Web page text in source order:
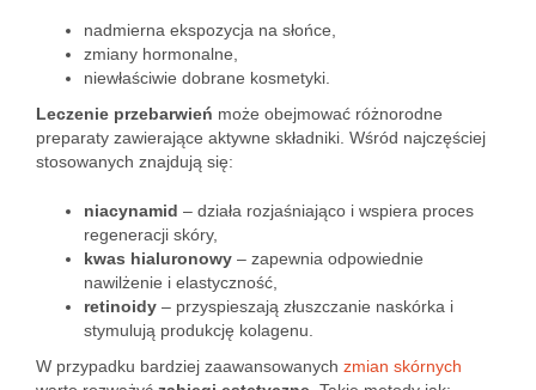
nadmierna ekspozycja na słońce,
zmiany hormonalne,
niewłaściwie dobrane kosmetyki.
Leczenie przebarwień może obejmować różnorodne
preparaty zawierające aktywne składniki. Wśród najczęściej
stosowanych znajdują się:
niacynamid – działa rozjaśniająco i wspiera proces
regeneracji skóry,
kwas hialuronowy – zapewnia odpowiednie
nawilżenie i elastyczność,
retinoidy – przyspieszają złuszczanie naskórka i
stymulują produkcję kolagenu.
W przypadku bardziej zaawansowanych zmian skórnych